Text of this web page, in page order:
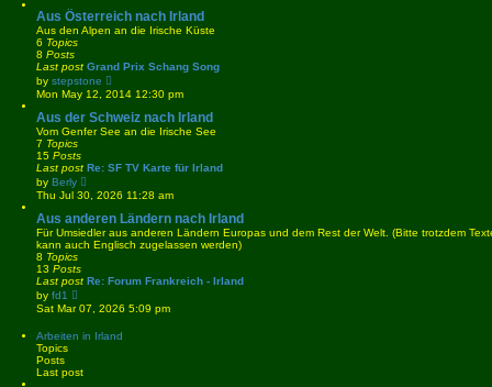
Aus Österreich nach Irland
Aus den Alpen an die Irische Küste
6 Topics
8 Posts
Last post Grand Prix Schang Song
by stepstone
i
e
w
t
h
l
a
e
t
p
o
Mon May 12, 2014 12:30 pm
Aus der Schweiz nach Irland
Vom Genfer See an die Irische See
7 Topics
15 Posts
Last post Re: SF TV Karte für Irland
by Berly
i
e
w
t
h
e
a
t
s
p
Thu Jul 30, 2026 11:28 am
Aus anderen Ländern nach Irland
Für Umsiedler aus anderen Ländern Europas und dem Rest der Welt. (Bitte trotzdem
kann auch Englisch zugelassen werden)
8 Topics
13 Posts
Last post Re: Forum Frankreich - Irland
by fd1
e
t
l
Sat Mar 07, 2026 5:09 pm
Arbeiten in Irland
Topics
Posts
Last post